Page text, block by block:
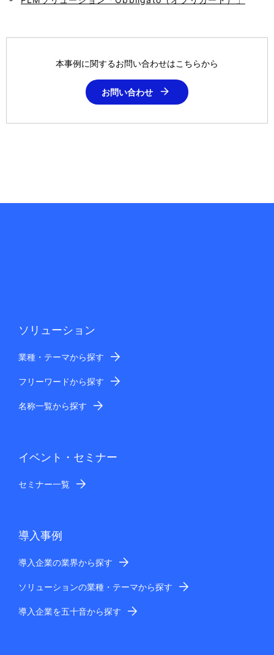
本事例に関するお問い合わせはこちらから
お問い合わせ
ソリューション
業種・テーマから探す
フリーワードから探す
名称一覧から探す
イベント・セミナー
セミナー一覧
導入事例
導入企業の業界から探す
ソリューションの業種・テーマから探す
導入企業を五十音から探す